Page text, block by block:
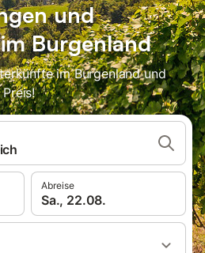
und
Burgenland
im Burgenland und
Abreise
Sa., 22.08.